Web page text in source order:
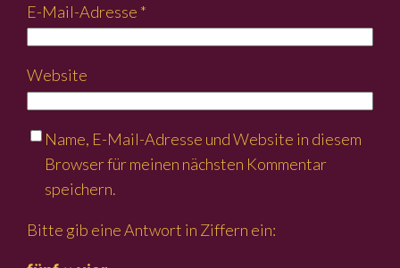
E-Mail-Adresse *
Website
Name, E-Mail-Adresse und Website in diesem
Browser für meinen nächsten Kommentar
speichern.
Bitte gib eine Antwort in Ziffern ein: